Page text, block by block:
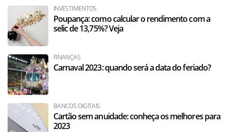
INVESTIMENTOS
Poupança: como calcular o rendimento com a
selic de 13,75%? Veja
FINANÇAS
Carnaval 2023: quando será a data do feriado?
BANCOS DIGITAIS
Cartão sem anuidade: conheça os melhores para
2023